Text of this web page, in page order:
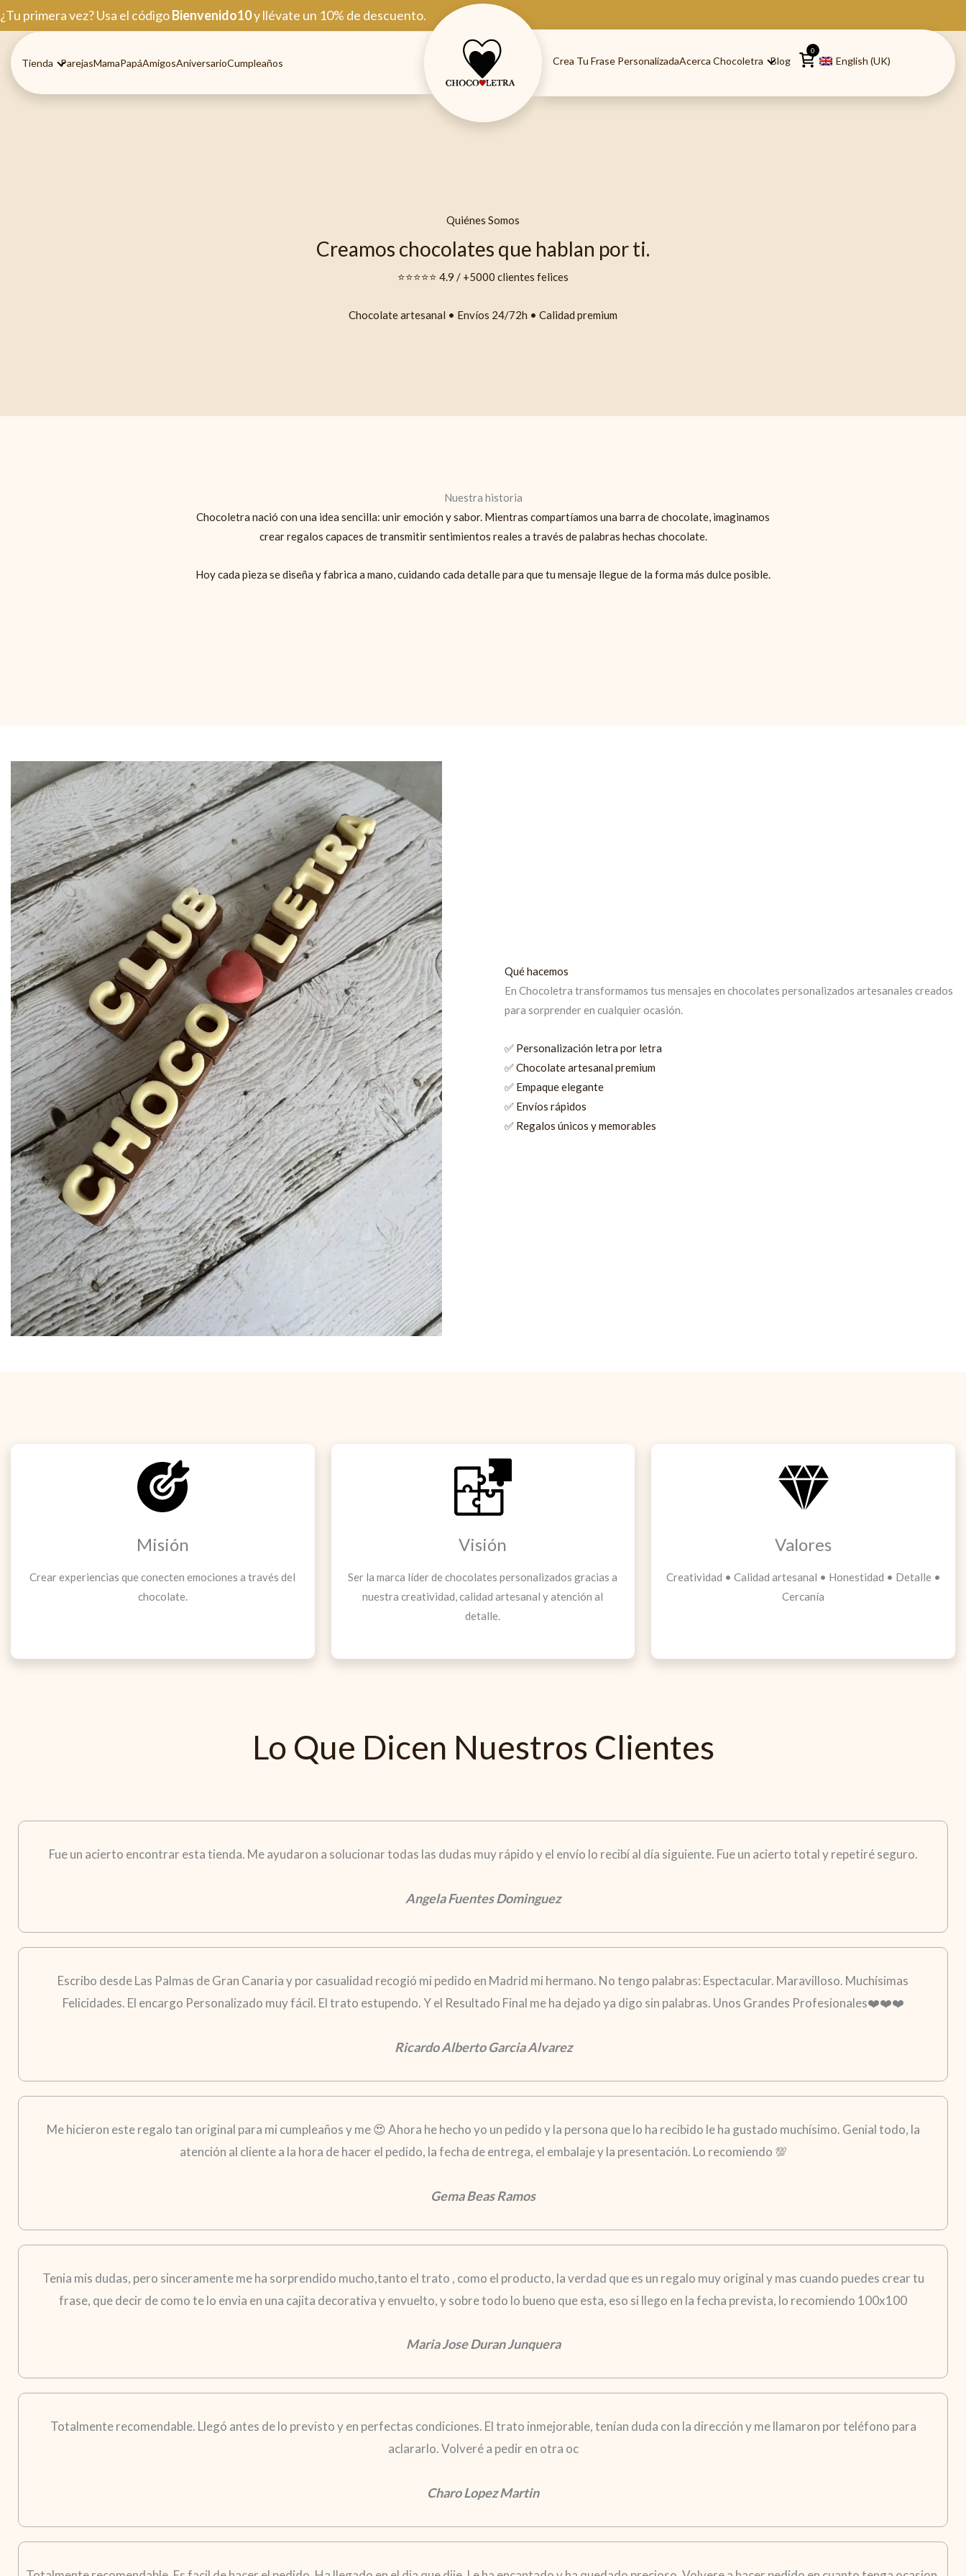
Ir
al
contenido
¿Tu primera vez? Usa el códigoBienvenido10y llévate un 10% de descuento.
Tienda ParejasMamaPapáAmigosAniversarioCumpleaños Crea Tu Frase PersonalizadaAcerca Chocoletra Blog
0
English (UK)
Quiénes Somos
Creamos chocolates que hablan por ti.
⭐⭐⭐⭐⭐ 4.9 / +5000 clientes felices
Chocolate artesanal • Envíos 24/72h • Calidad premium
Nuestra historia
Chocoletra nació con una idea sencilla: unir emoción y sabor. Mientras compartíamos una barra de chocolate, imaginamos
crear regalos capaces de transmitir sentimientos reales a través de palabras hechas chocolate.
Hoy cada pieza se diseña y fabrica a mano, cuidando cada detalle para que tu mensaje llegue de la forma más dulce posible.
Qué hacemos
En Chocoletra transformamos tus mensajes en chocolates personalizados artesanales creados
para sorprender en cualquier ocasión.
✅ Personalización letra por letra
✅ Chocolate artesanal premium
✅ Empaque elegante
✅ Envíos rápidos
✅ Regalos únicos y memorables
Misión
Crear experiencias que conecten emociones a través del
chocolate.
Visión
Ser la marca líder de chocolates personalizados gracias a
nuestra creatividad, calidad artesanal y atención al
detalle.
Valores
Creatividad • Calidad artesanal • Honestidad • Detalle •
Cercanía
Lo Que Dicen Nuestros Clientes
Fue un acierto encontrar esta tienda. Me ayudaron a solucionar todas las dudas muy rápido y el envío lo recibí al día siguiente. Fue un acierto total y repetiré seguro.
Angela Fuentes Dominguez
Escribo desde Las Palmas de Gran Canaria y por casualidad recogió mi pedido en Madrid mi hermano. No tengo palabras: Espectacular. Maravilloso. Muchísimas
Felicidades. El encargo Personalizado muy fácil. El trato estupendo. Y el Resultado Final me ha dejado ya digo sin palabras. Unos Grandes Profesionales❤️❤️❤️
Ricardo Alberto Garcia Alvarez
Me hicieron este regalo tan original para mi cumpleaños y me 😍 Ahora he hecho yo un pedido y la persona que lo ha recibido le ha gustado muchísimo. Genial todo, la
atención al cliente a la hora de hacer el pedido, la fecha de entrega, el embalaje y la presentación. Lo recomiendo 💯
Gema Beas Ramos
Tenia mis dudas, pero sinceramente me ha sorprendido mucho,tanto el trato , como el producto, la verdad que es un regalo muy original y mas cuando puedes crear tu
frase, que decir de como te lo envia en una cajita decorativa y envuelto, y sobre todo lo bueno que esta, eso si llego en la fecha prevista, lo recomiendo 100x100
Maria Jose Duran Junquera
Totalmente recomendable. Llegó antes de lo previsto y en perfectas condiciones. El trato inmejorable, tenían duda con la dirección y me llamaron por teléfono para
aclararlo. Volveré a pedir en otra oc
Charo Lopez Martin